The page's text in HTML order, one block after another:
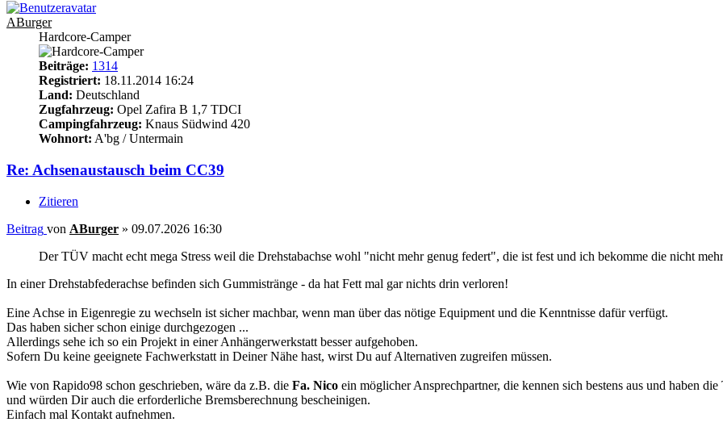
ABurger
Hardcore-Camper
Beiträge: 1314
Registriert: 18.11.2014 16:24
Land: Deutschland
Zugfahrzeug: Opel Zafira B 1,7 TDCI
Campingfahrzeug: Knaus Südwind 420
Wohnort: A'bg / Untermain
Re: Achsenaustausch beim CC39
Zitieren
Beitrag von ABurger » 09.07.2026 16:30
Der TÜV macht echt mega Stress weil die Drehstabachse wohl "nicht mehr genug federt", die ist fest und ich bekomme die nicht
In einer Drehstabfederachse befinden sich Gummistränge - da hat Fett mal gar nichts drin verloren!
Eine Achse in Eigenregie zu wechseln ist sicher machbar, wenn man über das nötige Equipment und die Kenntnisse dafür verfügt.
Das haben sicher schon einige durchgezogen ...
Allerdings sehe ich so ein Projekt in einer Anhängerwerkstatt besser aufgehoben.
Sofern Du keine geeignete Fachwerkstatt in Deiner Nähe hast, wirst Du auf Alternativen zugreifen müssen.
Wie von Rapido98 schon geschrieben, wäre da z.B. die Fa. Nico ein möglicher Ansprechpartner, die kennen sich bestens aus und haben
und würden Dir auch die erforderliche Bremsberechnung bescheinigen.
Einfach mal Kontakt aufnehmen.